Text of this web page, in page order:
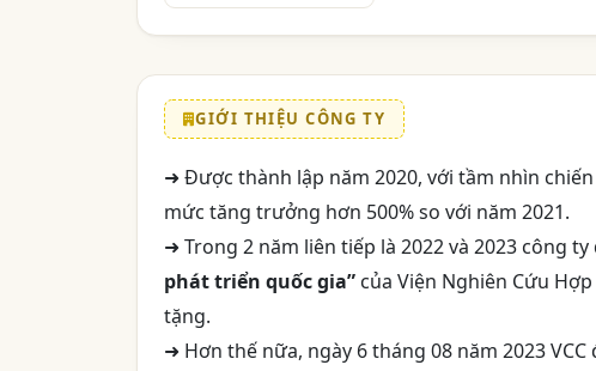
GIỚI THIỆU CÔNG TY
➜ Được thành lập năm 2020, với tầm nhìn
mức tăng trưởng hơn 500% so với năm 2021.
➜ Trong 2 năm liên tiếp là 2022 và 2023 công
phát triển quốc gia” của Viện Nghiên Cứu
tặng.
➜ Hơn thế nữa, ngày 6 tháng 08 năm 2023